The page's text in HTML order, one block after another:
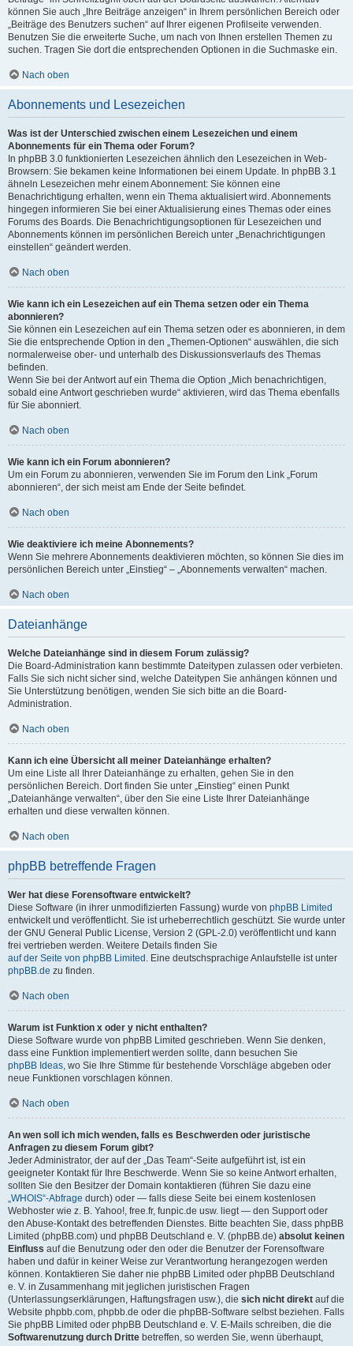
können Sie auch „Ihre Beiträge anzeigen“ in Ihrem persönlichen Bereich oder
„Beiträge des Benutzers suchen“ auf Ihrer eigenen Profilseite verwenden.
Benutzen Sie die erweiterte Suche, um nach von Ihnen erstellen Themen zu
suchen. Tragen Sie dort die entsprechenden Optionen in die Suchmaske ein.
Nach oben
Abonnements und Lesezeichen
Was ist der Unterschied zwischen einem Lesezeichen und einem
Abonnements für ein Thema oder Forum?
In phpBB 3.0 funktionierten Lesezeichen ähnlich den Lesezeichen in Web-
Browsern: Sie bekamen keine Informationen bei einem Update. In phpBB 3.1
ähneln Lesezeichen mehr einem Abonnement: Sie können eine
Benachrichtigung erhalten, wenn ein Thema aktualisiert wird. Abonnements
hingegen informieren Sie bei einer Aktualisierung eines Themas oder eines
Forums des Boards. Die Benachrichtigungsoptionen für Lesezeichen und
Abonnements können im persönlichen Bereich unter „Benachrichtigungen
einstellen“ geändert werden.
Nach oben
Wie kann ich ein Lesezeichen auf ein Thema setzen oder ein Thema
abonnieren?
Sie können ein Lesezeichen auf ein Thema setzen oder es abonnieren, in dem
Sie die entsprechende Option in den „Themen-Optionen“ auswählen, die sich
normalerweise ober- und unterhalb des Diskussionsverlaufs des Themas
befinden.
Wenn Sie bei der Antwort auf ein Thema die Option „Mich benachrichtigen,
sobald eine Antwort geschrieben wurde“ aktivieren, wird das Thema ebenfalls
für Sie abonniert.
Nach oben
Wie kann ich ein Forum abonnieren?
Um ein Forum zu abonnieren, verwenden Sie im Forum den Link „Forum
abonnieren“, der sich meist am Ende der Seite befindet.
Nach oben
Wie deaktiviere ich meine Abonnements?
Wenn Sie mehrere Abonnements deaktivieren möchten, so können Sie dies im
persönlichen Bereich unter „Einstieg“ – „Abonnements verwalten“ machen.
Nach oben
Dateianhänge
Welche Dateianhänge sind in diesem Forum zulässig?
Die Board-Administration kann bestimmte Dateitypen zulassen oder verbieten.
Falls Sie sich nicht sicher sind, welche Dateitypen Sie anhängen können und
Sie Unterstützung benötigen, wenden Sie sich bitte an die Board-
Administration.
Nach oben
Kann ich eine Übersicht all meiner Dateianhänge erhalten?
Um eine Liste all Ihrer Dateianhänge zu erhalten, gehen Sie in den
persönlichen Bereich. Dort finden Sie unter „Einstieg“ einen Punkt
„Dateianhänge verwalten“, über den Sie eine Liste Ihrer Dateianhänge
erhalten und diese verwalten können.
Nach oben
phpBB betreffende Fragen
Wer hat diese Forensoftware entwickelt?
Diese Software (in ihrer unmodifizierten Fassung) wurde von phpBB Limited
entwickelt und veröffentlicht. Sie ist urheberrechtlich geschützt. Sie wurde unter
der GNU General Public License, Version 2 (GPL-2.0) veröffentlicht und kann
frei vertrieben werden. Weitere Details finden Sie
auf der Seite von phpBB Limited . Eine deutschsprachige Anlaufstelle ist unter
phpBB.de zu finden.
Nach oben
Warum ist Funktion x oder y nicht enthalten?
Diese Software wurde von phpBB Limited geschrieben. Wenn Sie denken,
dass eine Funktion implementiert werden sollte, dann besuchen Sie
phpBB Ideas, wo Sie Ihre Stimme für bestehende Vorschläge abgeben oder
neue Funktionen vorschlagen können.
Nach oben
An wen soll ich mich wenden, falls es Beschwerden oder juristische
Anfragen zu diesem Forum gibt?
Jeder Administrator, der auf der „Das Team“-Seite aufgeführt ist, ist ein
geeigneter Kontakt für Ihre Beschwerde. Wenn Sie so keine Antwort erhalten,
sollten Sie den Besitzer der Domain kontaktieren (führen Sie dazu eine
„WHOIS“-Abfrage durch) oder — falls diese Seite bei einem kostenlosen
Webhoster wie z. B. Yahoo!, free.fr, funpic.de usw. liegt — den Support oder
den Abuse-Kontakt des betreffenden Dienstes. Bitte beachten Sie, dass phpBB
Limited (phpBB.com) und phpBB Deutschland e. V. (phpBB.de) absolut keinen
Einfluss auf die Benutzung oder den oder die Benutzer der Forensoftware
haben und dafür in keiner Weise zur Verantwortung herangezogen werden
können. Kontaktieren Sie daher nie phpBB Limited oder phpBB Deutschland
e. V. in Zusammenhang mit jeglichen juristischen Fragen
(Unterlassungserklärungen, Haftungsfragen usw.), die sich nicht direkt auf die
Website phpbb.com, phpbb.de oder die phpBB-Software selbst beziehen. Falls
Sie phpBB Limited oder phpBB Deutschland e. V. E-Mails schreiben, die die
Softwarenutzung durch Dritte betreffen, so werden Sie, wenn überhaupt,